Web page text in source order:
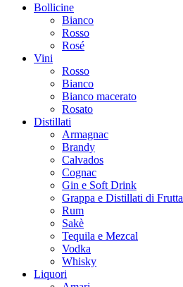
Bollicine
Bianco
Rosso
Rosé
Vini
Rosso
Bianco
Bianco macerato
Rosato
Distillati
Armagnac
Brandy
Calvados
Cognac
Gin e Soft Drink
Grappa e Distillati di Frutta
Rum
Sakè
Tequila e Mezcal
Vodka
Whisky
Liquori